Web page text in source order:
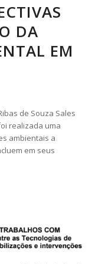
DA
EM
de Souza Sales
realizada uma
ambientais a
em seus